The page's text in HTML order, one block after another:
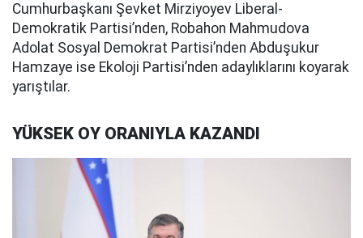
Cumhurbaşkanı Şevket Mirziyoyev Liberal-
Demokratik Partisi’nden, Robahon Mahmudova
Adolat Sosyal Demokrat Partisi’nden Abduşukur
Hamzaye ise Ekoloji Partisi’nden adaylıklarını koyarak
yarıştılar.
YÜKSEK OY ORANIYLA KAZANDI